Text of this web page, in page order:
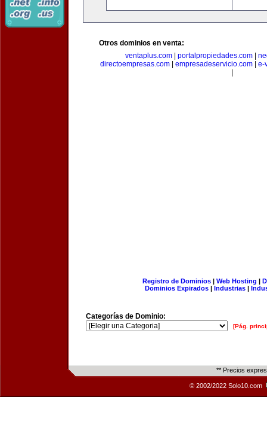
Otros dominios en venta:
ventaplus.com
portalpropiedades.com
directoempresas.com
empresadeservicio.com
e-
Registro de Dominios| Web Hosting |
Dominios Expirados | Industrias |
Categorías de Dominio:
[Pág.
** Precios
© 2002/2022 Solo10.com